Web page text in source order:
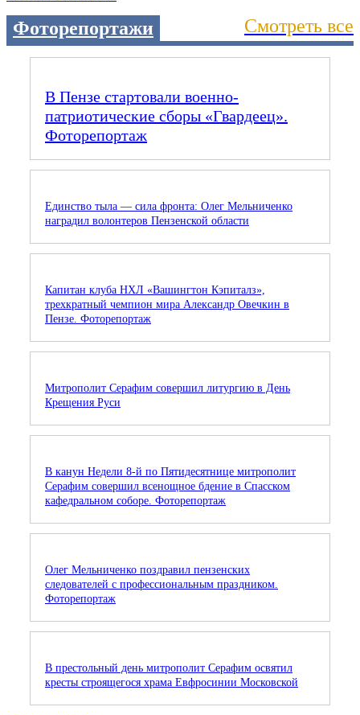
Фоторепортажи Смотреть все
В Пензе стартовали военно-
патриотические сборы «Гвардеец».
Фоторепортаж
Единство тыла — сила фронта: Олег Мельниченко
наградил волонтеров Пензенской области
Капитан клуба НХЛ «Вашингтон Кэпиталз»,
трехкратный чемпион мира Александр Овечкин в
Пензе. Фоторепортаж
Митрополит Серафим совершил литургию в День
Крещения Руси
В канун Недели 8-й по Пятидесятнице митрополит
Серафим совершил всенощное бдение в Спасском
кафедральном соборе. Фоторепортаж
Олег Мельниченко поздравил пензенских
следователей с профессиональным праздником.
Фоторепортаж
В престольный день митрополит Серафим освятил
кресты строящегося храма Евфросинии Московской